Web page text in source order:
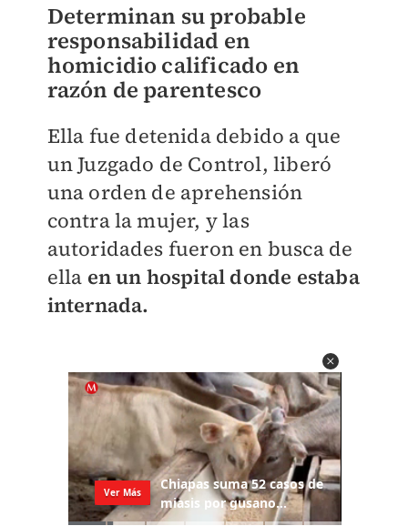
Determinan su probable
responsabilidad en
homicidio calificado en
razón de parentesco
Ella fue detenida debido a que
un Juzgado de Control, liberó
una orden de aprehensión
contra la mujer, y las
autoridades fueron en busca de
ella en un hospital donde estaba
internada.